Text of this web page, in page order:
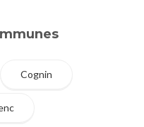
Cognin